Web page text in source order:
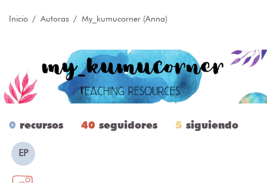
Inicio Autoras My_kumucorner (Anna)
0 recursos 40 seguidores 5 siguiendo
EP